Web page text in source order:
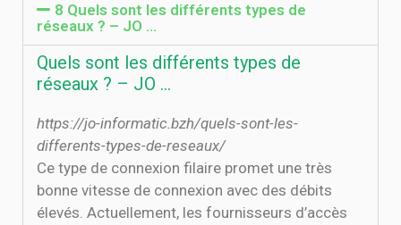
8 Quels sont les différents types de
réseaux ? – JO …
Quels sont les différents types de
réseaux ? – JO …
https://jo-informatic.bzh/quels-sont-les-
differents-types-de-reseaux/
Ce type de connexion filaire promet une très
bonne vitesse de connexion avec des débits
élevés. Actuellement, les fournisseurs d’accès